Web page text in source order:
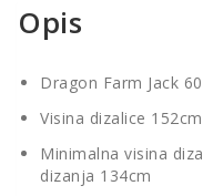
Opis
Dragon Farm Jack
Visina dizalice 152cm
Minimalna visina
dizanja 134cm